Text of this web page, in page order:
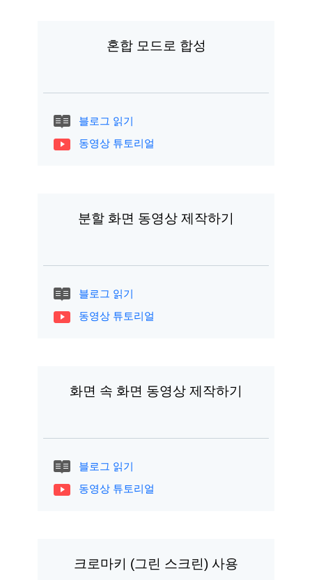
혼합 모드로 합성
블로그 읽기
동영상 튜토리얼
분할 화면 동영상 제작하기
블로그 읽기
동영상 튜토리얼
화면 속 화면 동영상 제작하기
블로그 읽기
동영상 튜토리얼
크로마키 (그린 스크린) 사용